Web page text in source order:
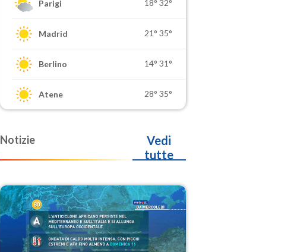
Parigi 18° 32°
Madrid 21° 35°
Berlino 14° 31°
Atene 28° 35°
Notizie
Vedi
tutte